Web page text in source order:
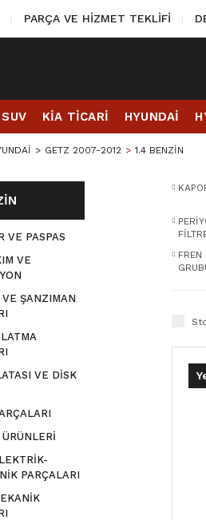
PARÇA VE HİZMET TEKLİFİ
KİA TİCARİ HYUNDAİ
GETZ 2007-2012 1.4 BENZİN
VE PASPAS
VE
VE ŞANZIMAN
VE DİSK
PARÇALARI